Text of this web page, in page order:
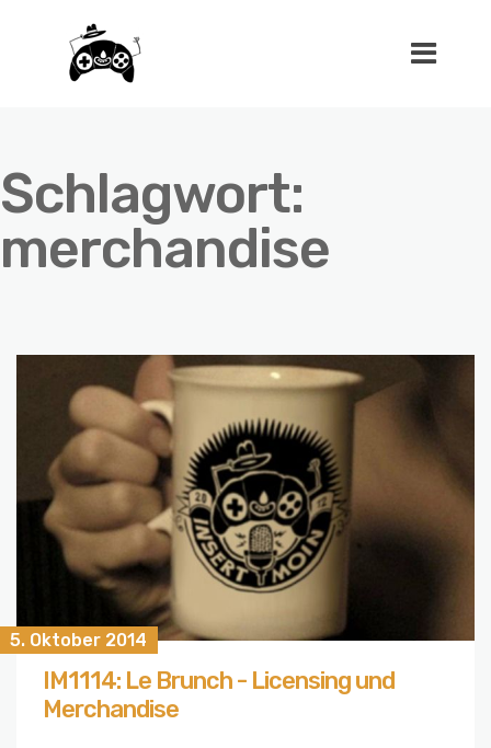
Schlagwort:
merchandise
5. Oktober 2014
IM1114: Le Brunch - Licensing und
Merchandise